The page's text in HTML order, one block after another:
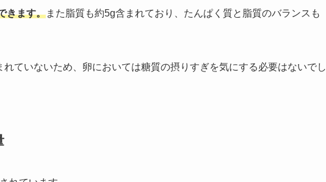
きます。また脂質も約5g含まれており、たんぱく質と脂質のバランスも
ていないため、卵においては糖質の摂りすぎを気にする必要はないでし